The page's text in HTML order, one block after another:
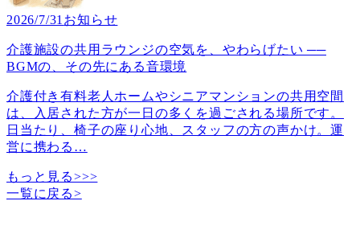
2026/7/31 お知らせ
介護施設の共用ラウンジの空気を、やわらげたい ──
BGMの、その先にある音環境
介護付き有料老人ホームやシニアマンションの共用空間
は、入居された方が一日の多くを過ごされる場所です。
日当たり、椅子の座り心地、スタッフの方の声かけ。運
営に携わる …
もっと見る>>>
一覧に戻る>